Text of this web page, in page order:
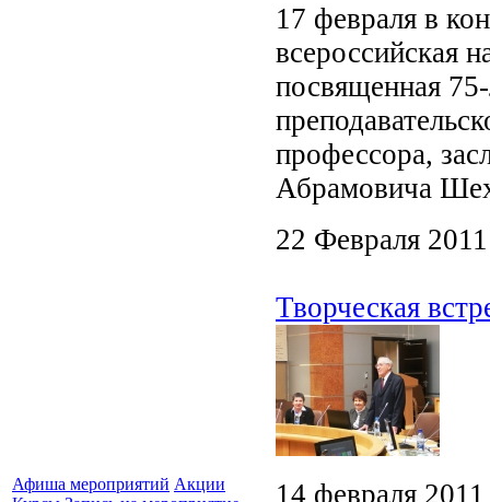
Афиша мероприятий Акции
17 февраля в
всероссийская
посвященная
профессора,
Абрамовича
22 Февраля 2011
Творческая
14 февраля